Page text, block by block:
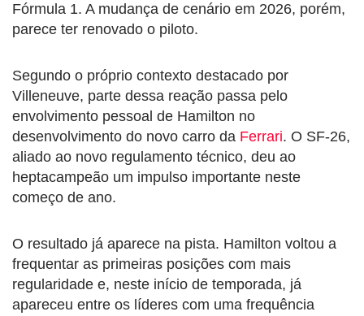
Fórmula 1. A mudança de cenário em 2026, porém,
parece ter renovado o piloto.
Segundo o próprio contexto destacado por
Villeneuve, parte dessa reação passa pelo
envolvimento pessoal de Hamilton no
desenvolvimento do novo carro da Ferrari. O SF-26,
aliado ao novo regulamento técnico, deu ao
heptacampeão um impulso importante neste
começo de ano.
O resultado já aparece na pista. Hamilton voltou a
frequentar as primeiras posições com mais
regularidade e, neste início de temporada, já
apareceu entre os líderes com uma frequência